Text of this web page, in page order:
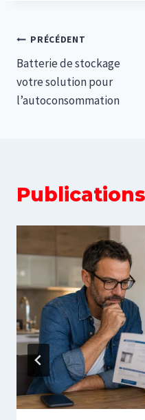
Navigation
de
l’article
PRÉCÉDENT
Batterie de stockage
votre solution pour
l’autoconsommation